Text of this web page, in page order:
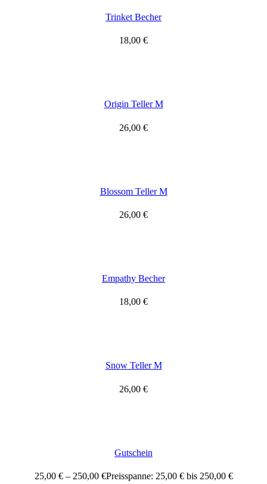
Trinket Becher
18,00 €
Origin Teller M
26,00 €
Blossom Teller M
26,00 €
Empathy Becher
18,00 €
Snow Teller M
26,00 €
Gutschein
25,00 € – 250,00 €Preisspanne: 25,00 € bis 250,00 €